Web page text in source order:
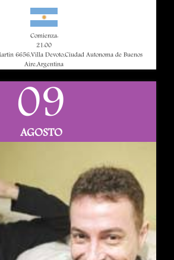
Comienza:
21:00
6656,Villa Devoto,Ciudad Autonoma de Buenos
Aire,Argentina
09
AGOSTO